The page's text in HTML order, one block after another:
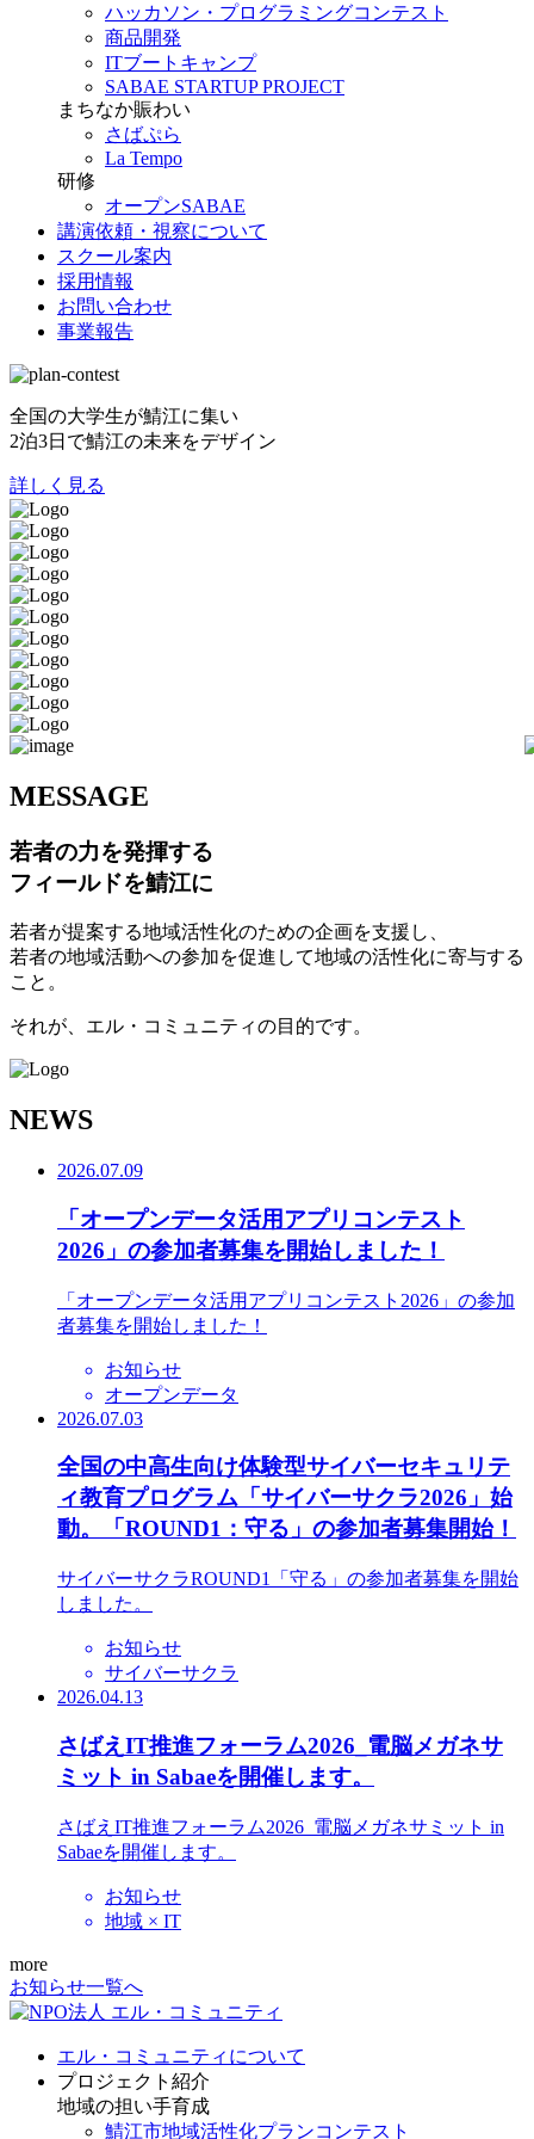
ハッカソン・プログラミングコンテスト
商品開発
ITブートキャンプ
SABAE STARTUP PROJECT
まちなか賑わい
さばぷら
La Tempo
研修
オープンSABAE
講演依頼・視察について
スクール案内
採用情報
お問い合わせ
事業報告
全国の大学生が鯖江に集い
2泊3日で鯖江の未来をデザイン
詳しく見る
MESSAGE
若者の力を発揮する
フィールドを鯖江に
若者が提案する地域活性化のための企画を支援し、
若者の地域活動への参加を促進して地域の活性化に寄与する
こと。
それが、エル・コミュニティの目的です。
NEWS
2026.07.09
「オープンデータ活用アプリコンテスト
2026」の参加者募集を開始しました！
「オープンデータ活用アプリコンテスト2026」の参加
者募集を開始しました！
お知らせ
オープンデータ
2026.07.03
全国の中高生向け体験型サイバーセキュリテ
ィ教育プログラム「サイバーサクラ2026」始
動。「ROUND1：守る」の参加者募集開始！
サイバーサクラROUND1「守る」の参加者募集を開始
しました。
お知らせ
サイバーサクラ
2026.04.13
さばえIT推進フォーラム2026_電脳メガネサ
ミット in Sabaeを開催します。
さばえIT推進フォーラム2026_電脳メガネサミット in
Sabaeを開催します。
お知らせ
地域 × IT
more
お知らせ一覧へ
エル・コミュニティについて
プロジェクト紹介
地域の担い手育成
鯖江市地域活性化プランコンテスト